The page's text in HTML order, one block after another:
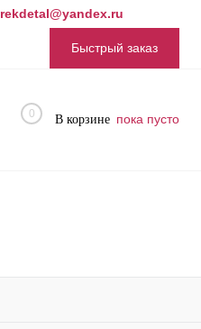
rekdetal@yandex.ru
Быстрый заказ
0 В корзине пока пусто